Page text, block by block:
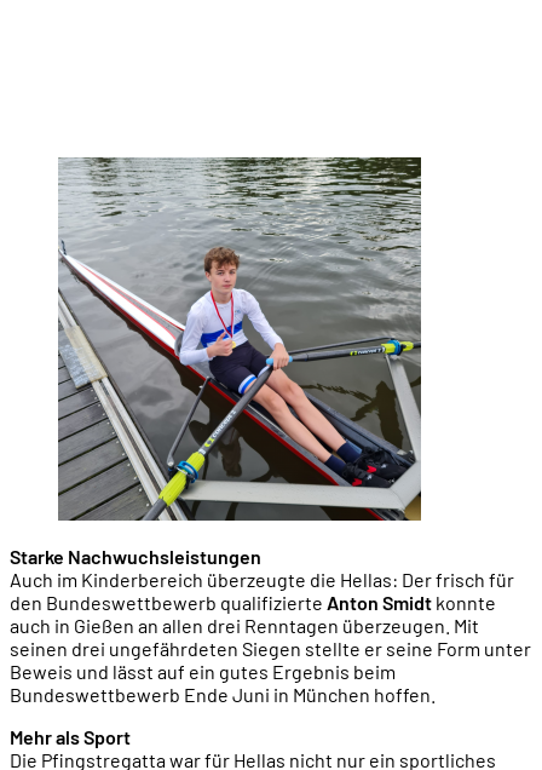
Starke Nachwuchsleistungen
Auch im Kinderbereich überzeugte die Hellas: Der frisch für
den Bundeswettbewerb qualifizierte Anton Smidt konnte
auch in Gießen an allen drei Renntagen überzeugen. Mit
seinen drei ungefährdeten Siegen stellte er seine Form unter
Beweis und lässt auf ein gutes Ergebnis beim
Bundeswettbewerb Ende Juni in München hoffen.
Mehr als Sport
Die Pfingstregatta war für Hellas nicht nur ein sportliches